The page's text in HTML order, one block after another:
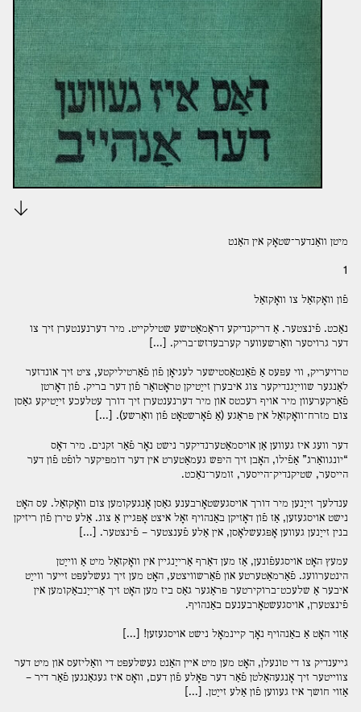
מיטן װאַנדער־שטאָק אין האַנט
1
פֿון װאָקזאַל צו װאָקזאַל
נאַכט. פֿינצטער. אַ דריקנדיקע דראַמאַטישע שטילקײט. מיר דערנענטערן זיך צו
דער גרויסער װאַרשעװער קערבעדזש־בריק. […]
טרויעריק, װי עפּעס אַ פֿאַנטאַסטישער לעגיאָן פֿון פֿאַרטיליקטע, ציט זיך אונדזער
לאַנגער שװײַגנדיקער צוג איבערן זײַטיקן טראָטואַר פֿון דער בריק. פֿון דאָרטן
פֿאַרקערעװן מיר אויף רעכטס און מיר דערנענטערן זיך דורך עטלעכע זײַטיקע גאַסן
צום מזרח־װאָקזאַל אין פּראַגע (אַ פֿאָרשטאָט פֿון װאַרשע). […]
דער װעג איז געװען אַן אויסמאַטערנדיקער נישט נאָר פֿאַר זקנים. מיר דאָס
“יונגװאַרג” אַפֿילו, האָבן זיך היפּש געמאַטערט אין דער דומפּיקער לופֿט פֿון דער
הײסער, שטיקנדיק־הײסער, זומער־נאַכט.
ענדלעך זײַנען מיר דורך אויסגעשטאָרבענע גאַסן אָנגעקומען צום װאָקזאַל. עס האָט
נישט אויסגעזען, אַז פֿון דאָזיקן באַנהויף זאָל איצט אָפּגײן אַ צוג. אַלע טירן פֿון ריזיקן
בנין זײַנען געװען אָפּגעשלאָסן, אין אַלע פֿענצטער – פֿינצטער. […]
עמעץ האָט אויסגעפֿונען, אַז מען דאַרף אַרײַנגײן אין װאָקזאַל מיט אַ װײַטן
הינטערװעג. פֿאַרמאַטערטע און פֿאַרשװיצטע, האָט מען זיך געשלעפּט זײער װײַט
איבער אַ שלעכט־ברוקירטער פּראַגער גאַס ביז מען האָט זיך אַרײַנבאַקומען אין
פֿינצטערן, אויסגעשטאָרבענעם באַנהויף.
אַזוי האָט אַ באַנהויף נאָך קײנמאָל נישט אויסגעזען! […]
גײענדיק צו די טונעלן, האָט מען מיט אײן האַנט געשלעפּט די װאַליזעס און מיט דער
צװײטער זיך אָנגעהאַלטן פֿאַר דער פּאָלע פֿון דעם, װאָס איז געגאַנגען פֿאַר דיר –
אַזוי חושך איז געװען פֿון אַלע זײַטן. […]